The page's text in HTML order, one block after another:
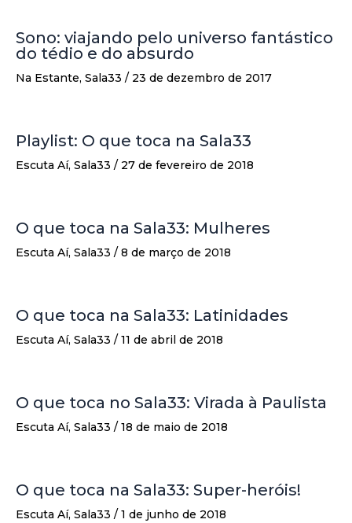
Sono: viajando pelo universo fantástico
do tédio e do absurdo
Na Estante, Sala33 / 23 de dezembro de 2017
Playlist: O que toca na Sala33
Escuta Aí, Sala33 / 27 de fevereiro de 2018
O que toca na Sala33: Mulheres
Escuta Aí, Sala33 / 8 de março de 2018
O que toca na Sala33: Latinidades
Escuta Aí, Sala33 / 11 de abril de 2018
O que toca no Sala33: Virada à Paulista
Escuta Aí, Sala33 / 18 de maio de 2018
O que toca na Sala33: Super-heróis!
Escuta Aí, Sala33 / 1 de junho de 2018